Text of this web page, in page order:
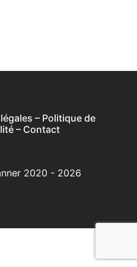
– Politique de
– Contact
2020 - 2026